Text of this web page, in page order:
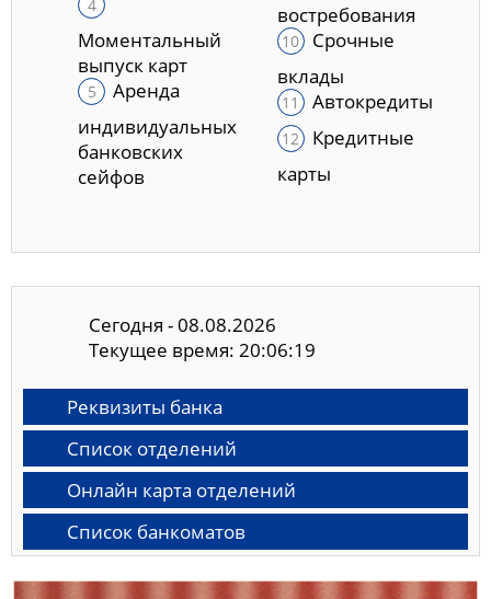
Моментальный
выпуск карт
Аренда
индивидуальных
банковских
сейфов
востребования
Срочные
вклады
Автокредиты
Кредитные
карты
Сегодня - 08.08.2026
Текущее время: 20:06:20
Реквизиты банка
Список отделений
Онлайн карта отделений
Список банкоматов